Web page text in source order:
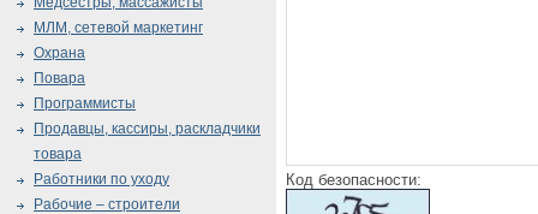
Код безопасности:
МЛМ, сетевой маркетинг
Охрана
Повара
Программисты
Продавцы, кассиры, раскладчики
товара
Работники по уходу
Рабочие – строители